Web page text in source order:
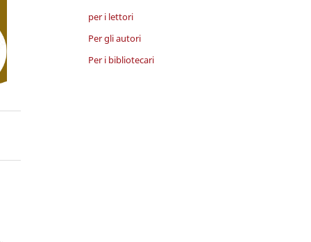
per i lettori
Per gli autori
Per i bibliotecari